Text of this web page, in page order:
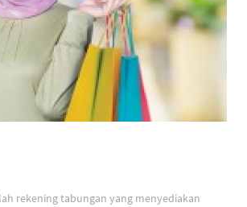
rekening tabungan yang menyediakan